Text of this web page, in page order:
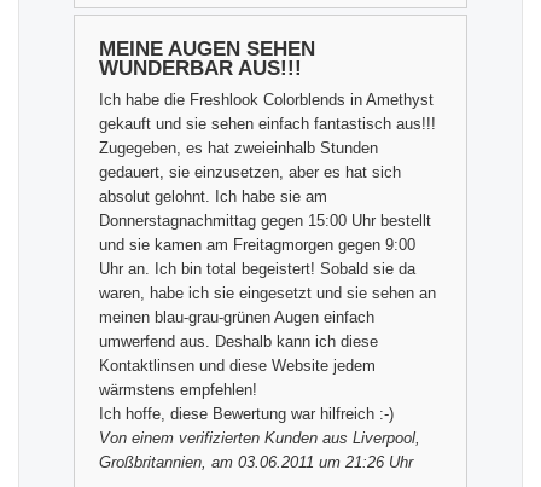
MEINE AUGEN SEHEN
WUNDERBAR AUS!!!
Ich habe die Freshlook Colorblends in Amethyst
gekauft und sie sehen einfach fantastisch aus!!!
Zugegeben, es hat zweieinhalb Stunden
gedauert, sie einzusetzen, aber es hat sich
absolut gelohnt. Ich habe sie am
Donnerstagnachmittag gegen 15:00 Uhr bestellt
und sie kamen am Freitagmorgen gegen 9:00
Uhr an. Ich bin total begeistert! Sobald sie da
waren, habe ich sie eingesetzt und sie sehen an
meinen blau-grau-grünen Augen einfach
umwerfend aus. Deshalb kann ich diese
Kontaktlinsen und diese Website jedem
wärmstens empfehlen!
Ich hoffe, diese Bewertung war hilfreich :-)
Von einem verifizierten Kunden aus Liverpool,
Großbritannien, am 03.06.2011 um 21:26 Uhr